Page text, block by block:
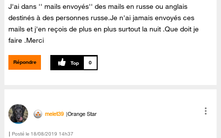
J'ai dans '' mails envoyés'' des mails en russe ou anglais
destinés à des personnes russe.Je n'ai jamais envoyés ces
mails et j'en reçois de plus en plus surtout la nuit .Que doit je
faire .Merci
Répondre 0
melet39 Orange Star
Posté le ‎18/08/2019 14h37